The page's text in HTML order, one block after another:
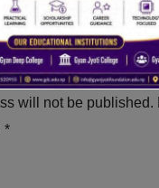
will not be published.
*